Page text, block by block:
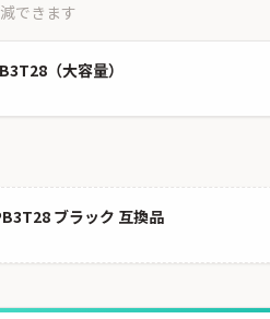
できます
（大容量）
ブラック 互換品